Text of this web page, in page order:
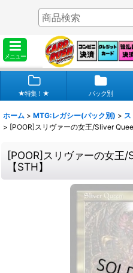
メニュー
★特集！★ パック別
ホーム > MTG:レガシー(パック別) >
> [POOR]スリヴァーの女王/Sliver
[POOR]スリヴァーの女王/
【STH】